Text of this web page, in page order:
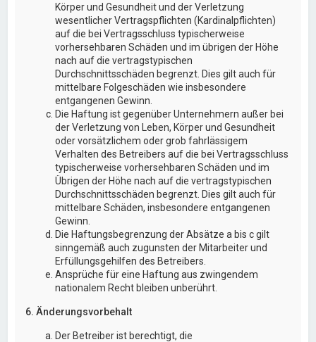
Körper und Gesundheit und der Verletzung
wesentlicher Vertragspflichten (Kardinalpflichten)
auf die bei Vertragsschluss typischerweise
vorhersehbaren Schäden und im übrigen der Höhe
nach auf die vertragstypischen
Durchschnittsschäden begrenzt. Dies gilt auch für
mittelbare Folgeschäden wie insbesondere
entgangenen Gewinn.
Die Haftung ist gegenüber Unternehmern außer bei
der Verletzung von Leben, Körper und Gesundheit
oder vorsätzlichem oder grob fahrlässigem
Verhalten des Betreibers auf die bei Vertragsschluss
typischerweise vorhersehbaren Schäden und im
Übrigen der Höhe nach auf die vertragstypischen
Durchschnittsschäden begrenzt. Dies gilt auch für
mittelbare Schäden, insbesondere entgangenen
Gewinn.
Die Haftungsbegrenzung der Absätze a bis c gilt
sinngemäß auch zugunsten der Mitarbeiter und
Erfüllungsgehilfen des Betreibers.
Ansprüche für eine Haftung aus zwingendem
nationalem Recht bleiben unberührt.
6. Änderungsvorbehalt
Der Betreiber ist berechtigt, die